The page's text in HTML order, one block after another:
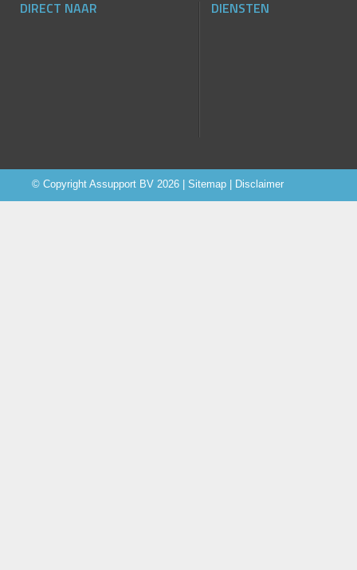
DIRECT NAAR DIENSTEN
© Copyright Assupport BV 2026 | Sitemap Disclaimer